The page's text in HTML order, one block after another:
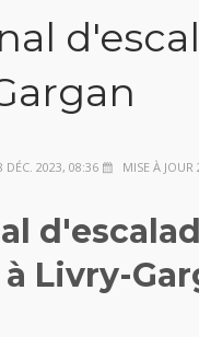
DÉC. 2023, 08:36 MISE À
Livry-